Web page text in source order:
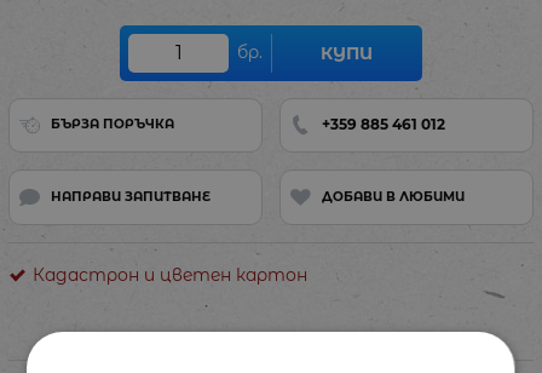
бр. КУПИ
БЪРЗА ПОРЪЧКА +359 885 461 012
НАПРАВИ ЗАПИТВАНЕ ДОБАВИ В ЛЮБИМИ
Кадастрон и цветен картон